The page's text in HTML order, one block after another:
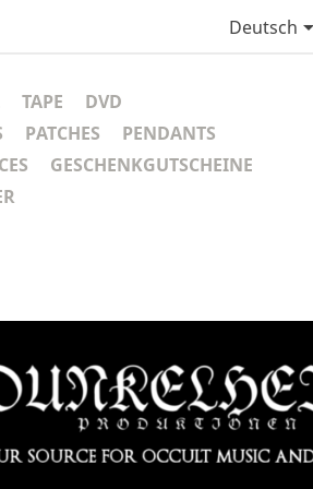
Deutsch
TAPE
DVD
PATCHES
PENDANTS
GESCHENKGUTSCHEINE